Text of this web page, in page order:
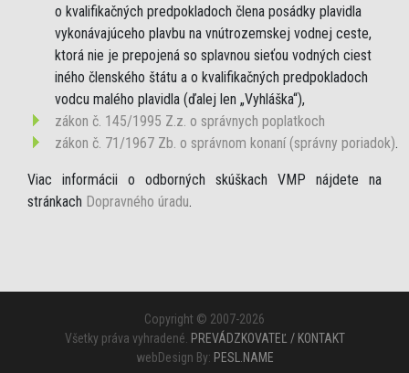
o kvalifikačných predpokladoch člena posádky plavidla
vykonávajúceho plavbu na vnútrozemskej vodnej ceste,
ktorá nie je prepojená so splavnou sieťou vodných ciest
iného členského štátu a o kvalifikačných predpokladoch
vodcu malého plavidla (ďalej len „Vyhláška“),
zákon č. 145/1995 Z.z. o správnych poplatkoch
zákon č. 71/1967 Zb. o správnom konaní (správny poriadok).
Viac informácii o odborných skúškach VMP nájdete na
stránkach Dopravného úradu.
Copyright © 2007-2026
Všetky práva vyhradené. PREVÁDZKOVATEĽ / KONTAKT
webDesign By: PESL.NAME